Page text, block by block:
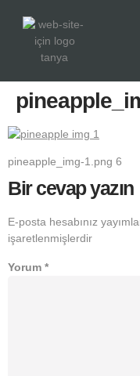
pineapple_img-1.png 6
Bir cevap yazın
E-posta hesabınız
işaretlenmişlerdir
Yorum *